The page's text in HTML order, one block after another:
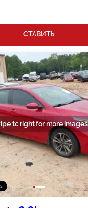
СТАВИТЬ
to right for more images